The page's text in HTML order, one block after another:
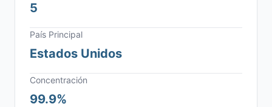
5
País Principal
Estados Unidos
Concentración
99.9%